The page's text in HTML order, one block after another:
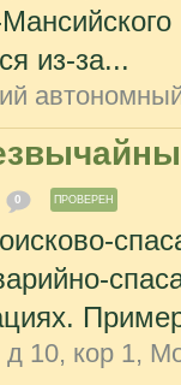
из-за...
0 ПРОВЕРЕН
10, кор 1,